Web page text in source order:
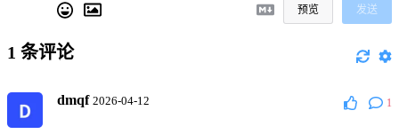
预览 发送
1 条评论
dmqf 2026-04-12 1